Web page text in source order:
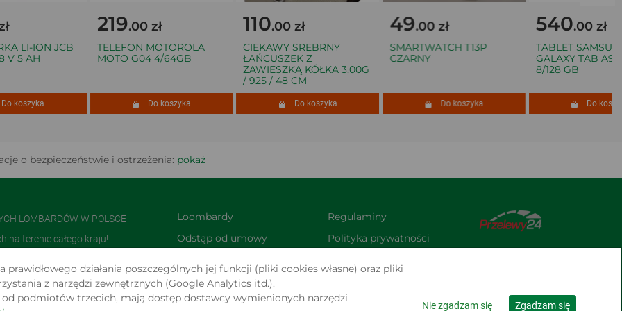
LI-ION JCB
5 AH
koszyka
219.00 zł
TELEFON MOTOROLA
MOTO G04 4/64GB
Do koszyka
110.00 zł
CIEKAWY SREBRNY
ŁAŃCUSZEK Z
ZAWIESZKĄ KÓŁKA 3,00G
/ 925 / 48 CM
Do koszyka
49.00 zł
SMARTWATCH T13P
CZARNY
Do koszyka
540.00 zł
TABLET SAMSUNG
GALAXY TAB A9+
8/128 GB
Do koszyka
o bezpieczeństwie i ostrzeżenia: pokaż
LOMBARDÓW W POLSCE
na terenie całego kraju!
SERWISIE
Loombardy
Odstąp od umowy
Zwroty i reklamacje
Regulaminy
Polityka prywatności
działania poszczególnych jej funkcji (pliki cookies własne) oraz pliki
z narzędzi zewnętrznych (Google Analytics itd.).
podmiotów trzecich, mają dostęp dostawcy wymienionych narzędzi
Nie zgadzam się Zgadzam się